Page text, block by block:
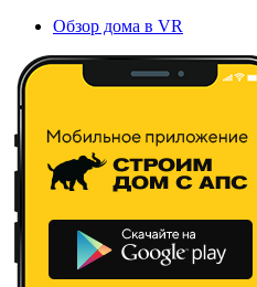
Обзор дома в VR